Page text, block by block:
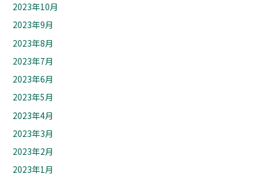
2023年10月
2023年9月
2023年8月
2023年7月
2023年6月
2023年5月
2023年4月
2023年3月
2023年2月
2023年1月